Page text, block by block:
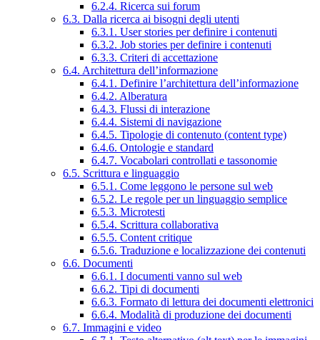
6.2.4. Ricerca sui forum
6.3. Dalla ricerca ai bisogni degli utenti
6.3.1. User stories per definire i contenuti
6.3.2. Job stories per definire i contenuti
6.3.3. Criteri di accettazione
6.4. Architettura dell’informazione
6.4.1. Definire l’architettura dell’informazione
6.4.2. Alberatura
6.4.3. Flussi di interazione
6.4.4. Sistemi di navigazione
6.4.5. Tipologie di contenuto (content type)
6.4.6. Ontologie e standard
6.4.7. Vocabolari controllati e tassonomie
6.5. Scrittura e linguaggio
6.5.1. Come leggono le persone sul web
6.5.2. Le regole per un linguaggio semplice
6.5.3. Microtesti
6.5.4. Scrittura collaborativa
6.5.5. Content critique
6.5.6. Traduzione e localizzazione dei contenuti
6.6. Documenti
6.6.1. I documenti vanno sul web
6.6.2. Tipi di documenti
6.6.3. Formato di lettura dei documenti elettronici
6.6.4. Modalità di produzione dei documenti
6.7. Immagini e video